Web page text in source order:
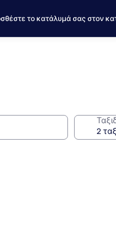
το κατάλυμά σας στον